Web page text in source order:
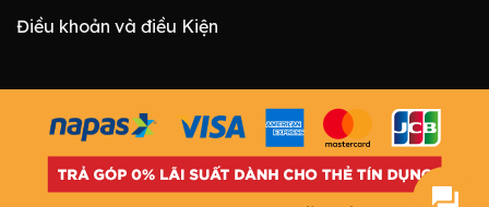
Điều khoản và điều Kiện